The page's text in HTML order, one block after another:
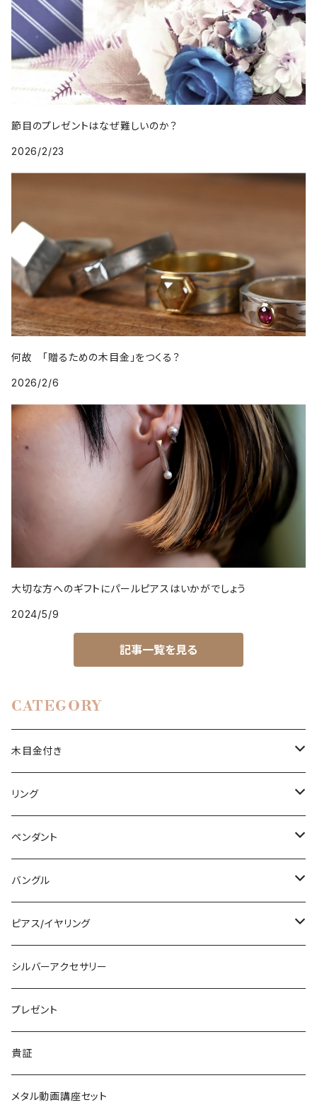
節目のプレゼントはなぜ難しいのか？
2026/2/23
何故 「贈るための木目金」をつくる？
2026/2/6
大切な方へのギフトにパールピアスはいかがでしょう
2024/5/9
記事一覧を見る
CATEGORY
木目金付き
リング
ペンダント
バングル
リング
石付きシルバーリング
槌目リング
プレーンリング
シルバーリング
木目金付リング
石付きリング
ペンダント
木目金付ペンダント
石付きペンダント
バングル
シルバーバングル
木目金付バングル
ピアス/イヤリング
シルバーピアス
シルバーイヤリング
シルバーイヤカフ
金継ぎ
シルバーアクセサリー
プレゼント
貴証
メタル動画講座セット